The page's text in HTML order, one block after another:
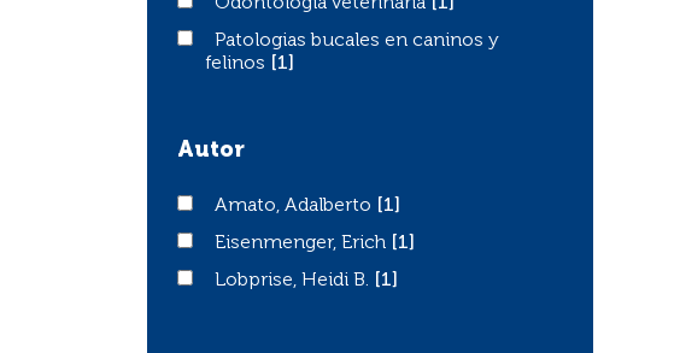
Patologias bucales en caninos y felinos
Patologias bucales en caninos y
felinos
[1]
Autor
Amato, Adalberto
Amato, Adalberto
[1]
Eisenmenger, Erich
Eisenmenger, Erich
[1]
Lobprise, Heidi B.
Lobprise, Heidi B. [1]